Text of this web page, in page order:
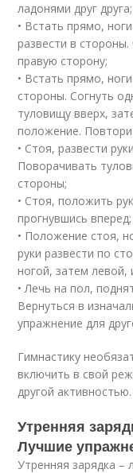
ладонями друг друга;
• Встать прямо,
развести в
правую сторону;
• Встать прямо,
стороны. Согнуть
туловищу вверх,
положение.
• Стоя, развести
Поворачивать
стороны;
• Стоя, положить
прогнувшись вперед;
• Положение стоя,
руки развести по
ногой, затем левой,
• Лечь на пол,
Вернуться в
упражнение для
Гимнастику
включить в свой
другой активностью.
Утренняя
Лучшие
Утренняя зарядка –